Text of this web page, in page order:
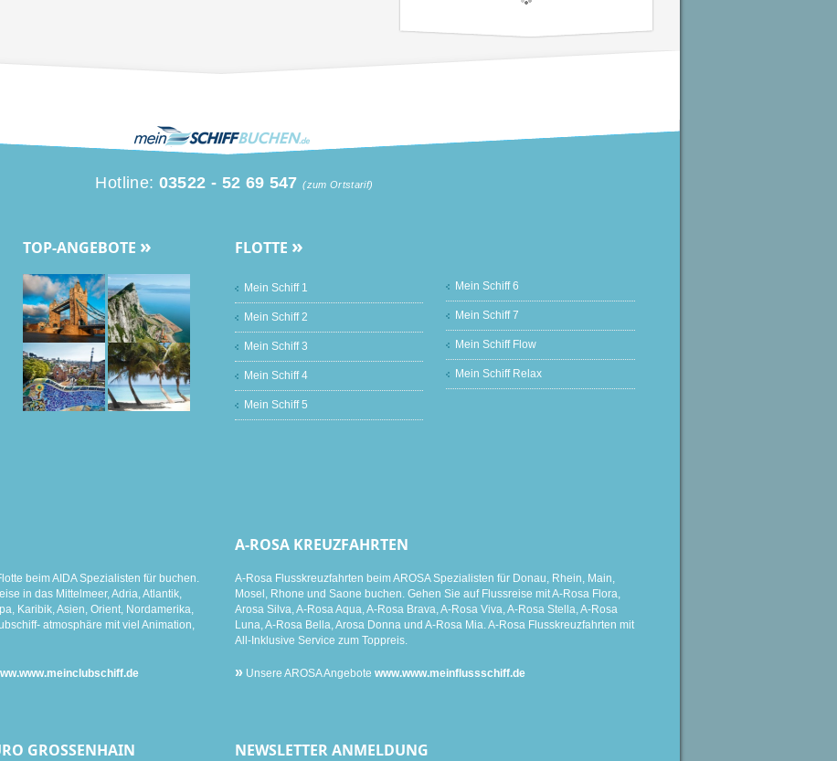
Hotline: 03522 - 52 69 547 (zum Ortstarif)
TOP-ANGEBOTE » FLOTTE »
Mein Schiff 1
Mein Schiff 2
Mein Schiff 3
Mein Schiff 4
Mein Schiff 5
Mein Schiff 6
Mein Schiff 7
Mein Schiff Flow
Mein Schiff Relax
beim AIDA Spezialisten für buchen.
in das Mittelmeer, Adria, Atlantik,
Karibik, Asien, Orient, Nordamerika,
atmosphäre mit viel Animation,
A-ROSA KREUZFAHRTEN
A-Rosa Flusskreuzfahrten beim AROSA Spezialisten für Donau, Rhein, Main,
Mosel, Rhone und Saone buchen. Gehen Sie auf Flussreise mit A-Rosa Flora,
Arosa Silva, A-Rosa Aqua, A-Rosa Brava, A-Rosa Viva, A-Rosa Stella, A-Rosa
Luna, A-Rosa Bella, Arosa Donna und A-Rosa Mia. A-Rosa Flusskreuzfahrten mit
All-Inklusive Service zum Toppreis.
» Unsere AROSA Angebote www.www.meinflussschiff.de
GROSSENHAIN NEWSLETTER ANMELDUNG